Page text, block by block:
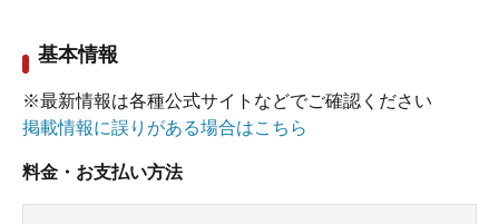
基本情報
※最新情報は各種公式サイトなどでご確認ください
掲載情報に誤りがある場合はこちら
料金・お支払い方法